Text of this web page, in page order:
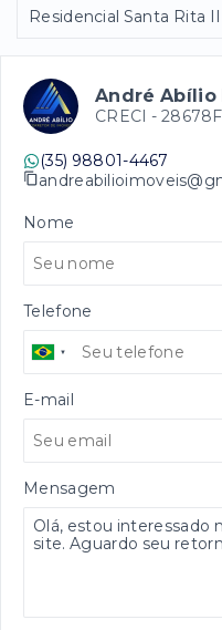
Residencial Santa Rita
André Abílio
CRECI - 28678F
(35) 98801-4467
Nome
Telefone
E-mail
Mensagem